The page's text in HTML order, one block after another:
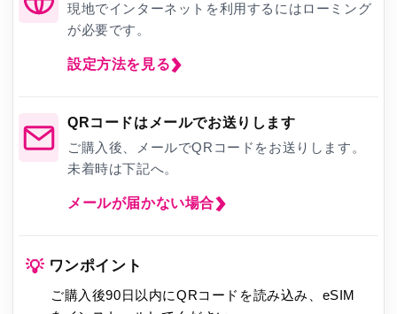
現地でインターネットを利用するにはローミング
が必要です。
設定方法を見る
QRコードはメールでお送りします
ご購入後、メールでQRコードをお送りします。
未着時は下記へ。
メールが届かない場合
💡 ワンポイント
ご購入後90日以内にQRコードを読み込み、eSIM